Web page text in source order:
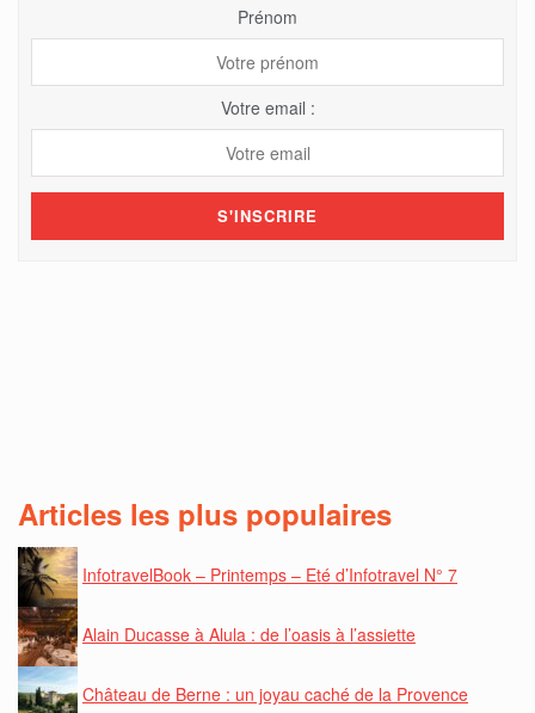
Prénom
Votre email :
Articles les plus populaires
InfotravelBook – Printemps – Eté d’Infotravel N° 7
Alain Ducasse à Alula : de l’oasis à l’assiette
Château de Berne : un joyau caché de la Provence